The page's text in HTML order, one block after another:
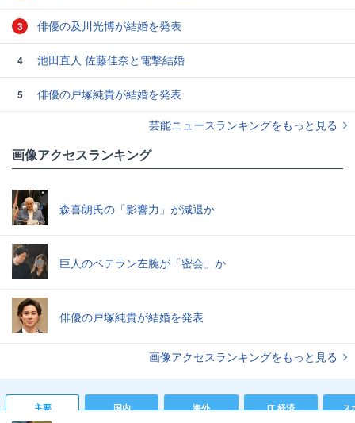
3 俳優の及川光博が結婚を発表
4 池田直人 佐藤佳奈と電撃結婚
5
俳優の戸塚純貴が結婚を発表
芸能ニュースランキングをもっと見る
画像アクセスランキング
森喜朗氏の「影響力」が減退か
巨人のベテラン左腕が「密会」か
俳優の戸塚純貴が結婚を発表
画像アクセスランキングをもっと見る
主要 国内 海外 IT 経済 ス